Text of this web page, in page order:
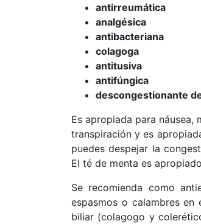
antirreumática
analgésica
antibacteriana
colagoga
antitusiva
antifúngica
descongestionante
Es apropiada para
transpiración y es
puedes despejar la
El té de menta es
Se recomienda como
espasmos o calambres
biliar (colagogo y